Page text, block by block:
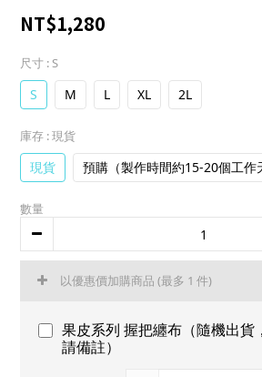
NT$1,280
尺寸 : S
S M L XL 2L
庫存 : 現貨
現貨 預購（製作時間約15-20個工作
數量
以優惠價加購商品 (最多 1 件)
果皮系列 握把纏布（隨機出貨
請備註）